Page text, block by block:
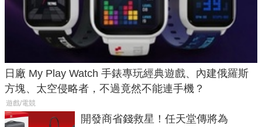
日廠 My Play Watch 手錶專玩經典遊戲、內建俄羅斯
方塊、太空侵略者，不過竟然不能連手機？
遊戲/電競
開發商省錢救星！任天堂傳將為